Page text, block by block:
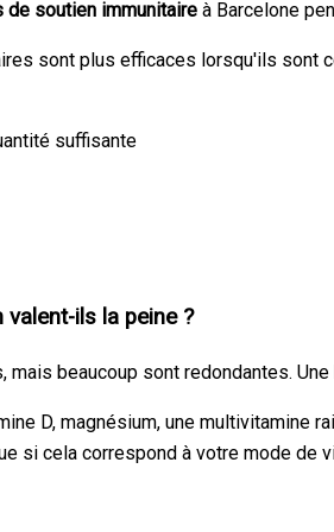
de soutien immunitaire à Barcelone
sont plus efficaces lorsqu'ils sont
suffisante
valent-ils la peine ?
beaucoup sont redondantes. Une
D, magnésium, une multivitamine
si cela correspond à votre mode de